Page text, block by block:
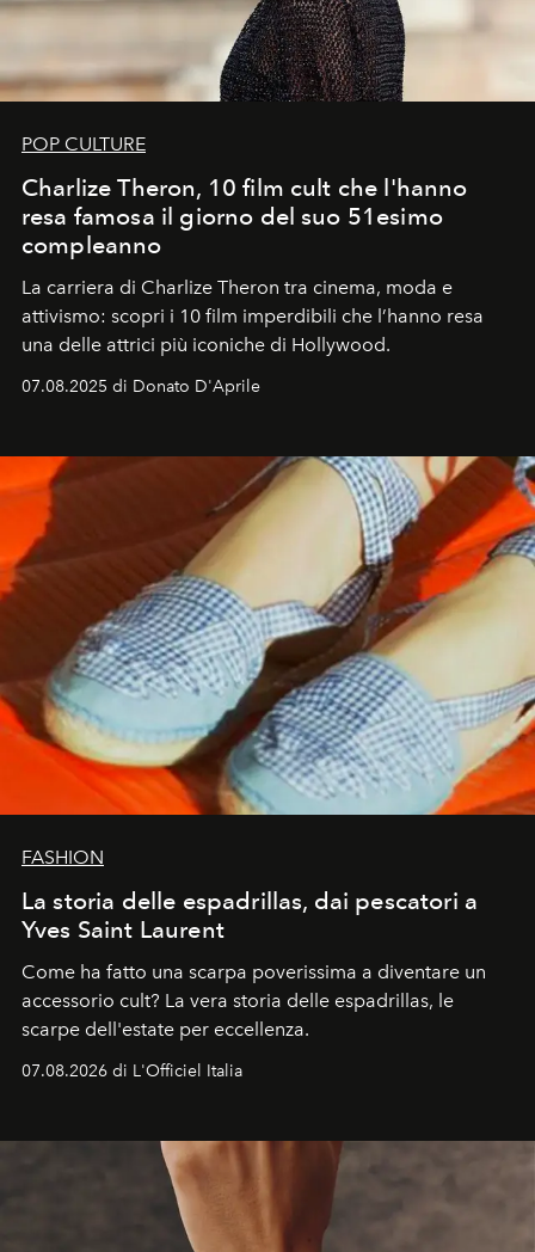
POP CULTURE
Charlize Theron, 10 film cult che l'hanno
resa famosa il giorno del suo 51esimo
compleanno
La carriera di Charlize Theron tra cinema, moda e
attivismo: scopri i 10 film imperdibili che l’hanno resa
una delle attrici più iconiche di Hollywood.
07.08.2025 di Donato D'Aprile
FASHION
La storia delle espadrillas, dai pescatori a
Yves Saint Laurent
Come ha fatto una scarpa poverissima a diventare un
accessorio cult? La vera storia delle espadrillas, le
scarpe dell'estate per eccellenza.
07.08.2026 di L'Officiel Italia